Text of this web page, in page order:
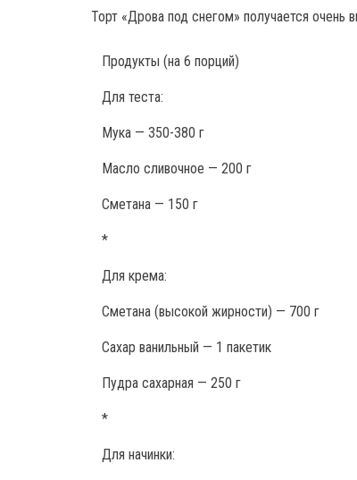
Торт «Дрова под снегом» получается
Продукты (на 6 порций)
Для теста:
Мука — 350-380 г
Масло сливочное — 200 г
Сметана — 150 г
*
Для крема:
Сметана (высокой жирности) — 700 г
Сахар ванильный — 1 пакетик
Пудра сахарная — 250 г
*
Для начинки: